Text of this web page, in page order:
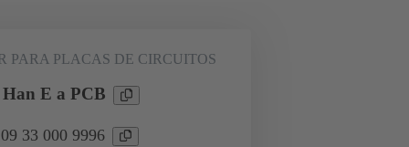
PARA PLACAS DE CIRCUITOS
E a PCB
33 000 9996